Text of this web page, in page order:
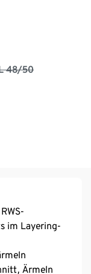
48/50
im Layering-
Ärmeln